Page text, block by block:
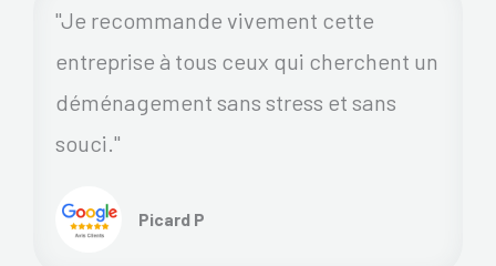
"Je recommande vivement cette
entreprise à tous ceux qui cherchent un
déménagement sans stress et sans
souci."
Picard P